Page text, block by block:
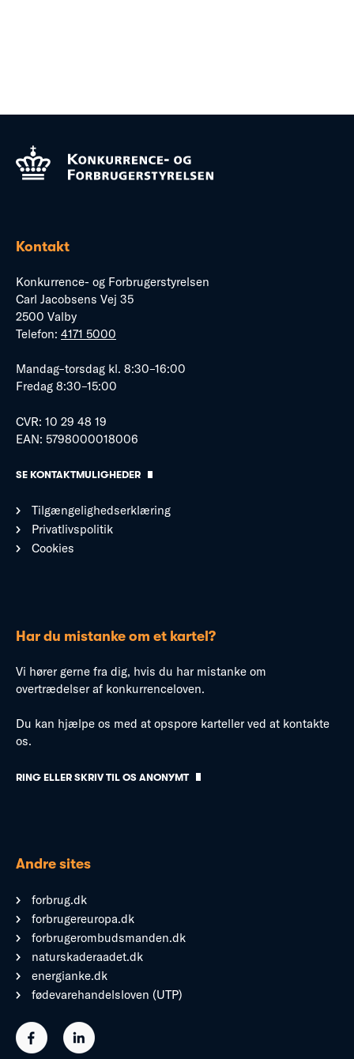
Kontakt
Konkurrence- og Forbrugerstyrelsen
Carl Jacobsens Vej 35
2500 Valby
Telefon: 4171 5000
Mandag–torsdag kl. 8:30–16:00
Fredag 8:30–15:00
CVR: 10 29 48 19
EAN: 5798000018006
SE KONTAKTMULIGHEDER
Tilgængelighedserklæring
Privatlivspolitik
Cookies
Har du mistanke om et kartel?
Vi hører gerne fra dig, hvis du har mistanke om
overtrædelser af konkurrenceloven.
Du kan hjælpe os med at opspore karteller ved at kontakte
os.
RING ELLER SKRIV TIL OS ANONYMT
Andre sites
forbrug.dk
forbrugereuropa.dk
forbrugerombudsmanden.dk
naturskaderaadet.dk
energianke.dk
fødevarehandelsloven (UTP)